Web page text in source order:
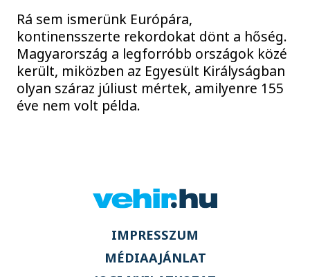
Rá sem ismerünk Európára,
kontinensszerte rekordokat dönt a hőség.
Magyarország a legforróbb országok közé
került, miközben az Egyesült Királyságban
olyan száraz júliust mértek, amilyenre 155
éve nem volt példa.
IMPRESSZUM
MÉDIAAJÁNLAT